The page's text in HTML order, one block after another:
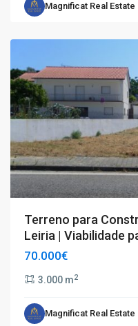
Magnificat Real Estate
e
Terreno para
Leiria | Viabilidade
70.000€
3.000 m2
Magnificat Real Estate